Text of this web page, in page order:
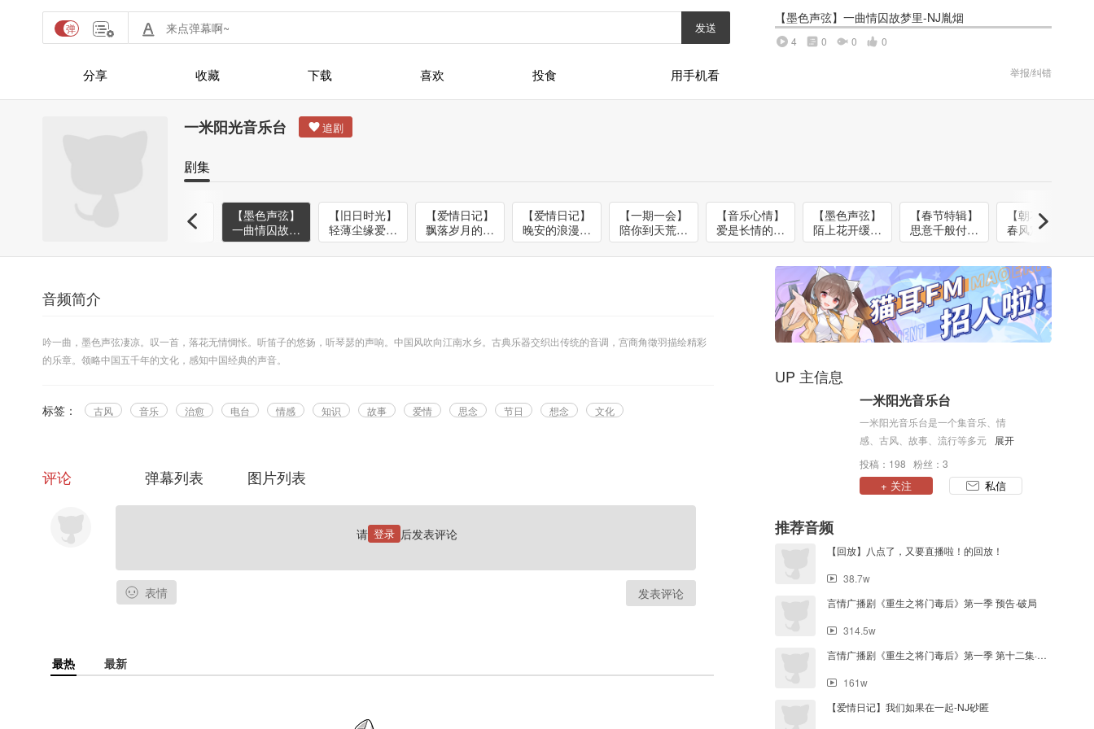
发送
分享 收藏 下载 喜欢 投食 用手机看
【墨色声弦】一曲情囚故梦里-NJ胤烟
4 0 0 0
举报/纠错
一米阳光音乐台
剧集
【清辞幽韵】
情深款款入梦
【墨色声弦】
一曲情囚故梦
里-NJ胤烟
【旧日时光】
轻薄尘缘爱如
梦-NJ花朵
【爱情日记】
飘落岁月的思
念-NJ西西
【爱情日记】
晚安的浪漫邂
逅-NJ砂匿
【一期一会】
陪你到天荒地
老-NJ言杉
【音乐心情】
爱是长情的陪
伴-NJ治晴
【墨色声弦】
陌上花开缓缓
归-NJ花朵
【春节特辑】
思意千般付筝
弦-NJ渺渺
【朝花夕拾】
春风定义了花
香-NJ言杉
音频简介
吟一曲，墨色声弦凄凉。叹一首，落花无情惆怅。听笛子的悠扬，听琴瑟的声响。中国风吹向江南水乡。古典乐器交织出传统的音调，宫商角徵羽描绘精彩
的乐章。领略中国五千年的文化，感知中国经典的声音。
标签： 古风 音乐 治愈 电台 情感 知识 故事 爱情 思念 节日 想念 文化
评论 弹幕列表 图片列表
请 登录 后发表评论
表情 发表评论
最热 最新
UP 主信息
一米阳光音乐台
一米阳光音乐台是一个集音乐、情
感、古风、故事、流行等多元化节目
的音乐电台，以阳光传递正能量，用
心聆听，用爱呵护。
展开
投稿：198 粉丝：3
+ 关注 私信
推荐音频
【回放】八点了，又要直播啦！的回放！
38.7w
言情广播剧《重生之将门毒后》第一季 预告·破局
314.5w
言情广播剧《重生之将门毒后》第一季 第十二集·边城
161w
【爱情日记】我们如果在一起-NJ砂匿